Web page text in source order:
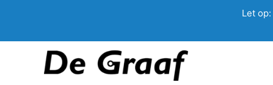
Let op: